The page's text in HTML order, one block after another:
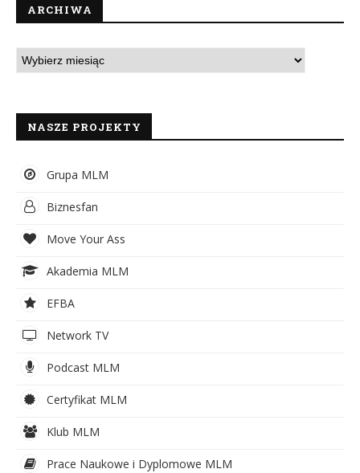
ARCHIWA
NASZE PROJEKTY
Grupa MLM
Biznesfan
Move Your Ass
Akademia MLM
EFBA
Network TV
Podcast MLM
Certyfikat MLM
Klub MLM
Prace Naukowe i Dyplomowe MLM